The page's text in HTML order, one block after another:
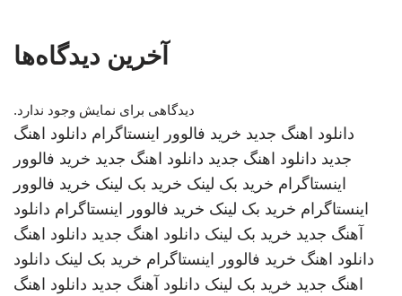
آخرین دیدگاه‌ها
دیدگاهی برای نمایش وجود ندارد.
دانلود اهنگ جدید خرید فالوور اینستاگرام دانلود اهنگ
جدید دانلود اهنگ جدید دانلود اهنگ جدید خرید فالوور
اینستاگرام خرید بک لینک خرید بک لینک خرید فالوور
اینستاگرام خرید بک لینک خرید فالوور اینستاگرام دانلود
آهنگ جدید خرید بک لینک دانلود اهنگ جدید دانلود اهنگ
دانلود اهنگ خرید فالوور اینستاگرام خرید بک لینک دانلود
اهنگ جدید خرید بک لینک دانلود آهنگ جدید دانلود اهنگ